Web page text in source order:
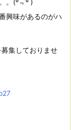
興味があるのがハ
集しておりませ